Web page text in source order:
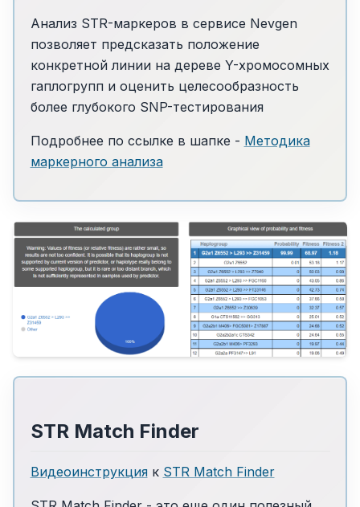
Анализ STR-маркеров в сервисе Nevgen
позволяет предсказать положение
конкретной линии на дереве Y-хромосомных
гаплогрупп и оценить целесообразность
более глубокого SNP-тестирования
Подробнее по ссылке в шапке - Методика
маркерного анализа
STR Match Finder
Видеоинструкцияк STR Match Finder